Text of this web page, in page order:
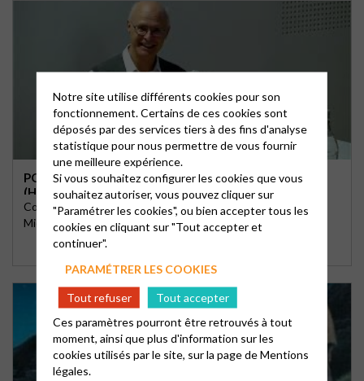
POURQUOI UN TEMPLE ? PAR MICHEL MAZET
(HISTORIEN)
Conférence donnée à Romans le 26 septembre 2024 par
Michel MAZET, historien
Notre site utilise différents cookies pour son
fonctionnement. Certains de ces cookies sont
déposés par des services tiers à des fins d'analyse
statistique pour nous permettre de vous fournir
une meilleure expérience.
Si vous souhaitez configurer les cookies que vous
souhaitez autoriser, vous pouvez cliquer sur
"Paramétrer les cookies", ou bien accepter tous les
cookies en cliquant sur "Tout accepter et
continuer".
PARAMÉTRER LES COOKIES
Tout refuser
Tout accepter
Ces paramètres pourront être retrouvés à tout
moment, ainsi que plus d'information sur les
cookies utilisés par le site, sur la page deMentions
légales.